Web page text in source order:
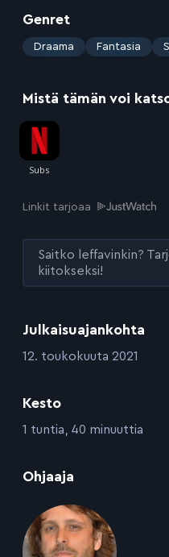
Julkaisuajankohta
:12. toukokuuta 2021
Kesto
:1 tuntia, 40 minuuttia
Ohjaaja
Genret
: Draama Fantasia
Mistä tämän voi
Linkit tarjoaa
Saitko leffavinkin?
kiitokseksi!